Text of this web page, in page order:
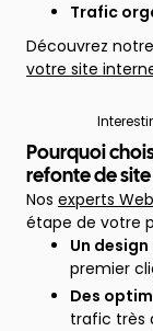
Trafic
Découvrez
votre site
Pourquoi
refonte de
Nos experts
étape de votre
Un
premier
Des
trafic très